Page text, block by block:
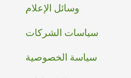
وسائل الإعلام
سياسات الشركات
سياسة الخصوصية